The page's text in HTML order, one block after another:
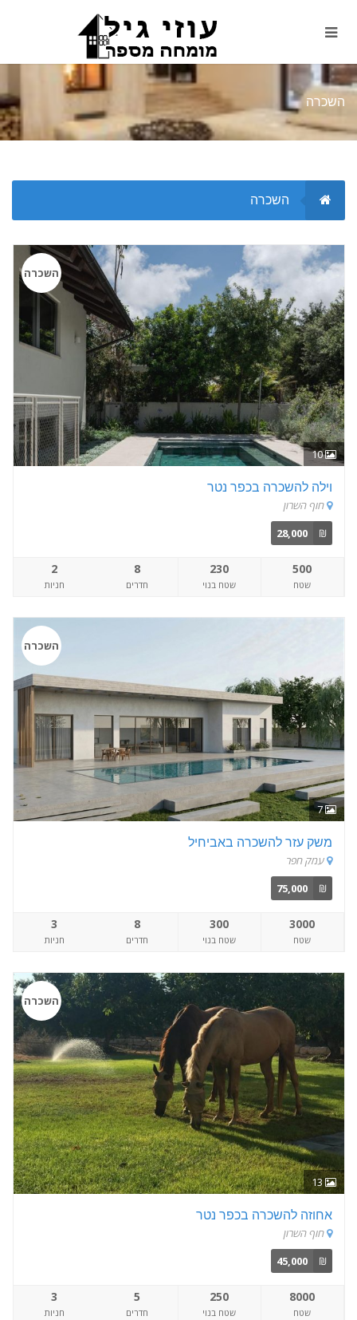
השכרה
השכרה
10
השכרה
וילה להשכרה בכפר נטר
חוף השרון
₪
28,000
500
שטח
230
שטח בנוי
8
חדרים
2
חניות
7
השכרה
משק עזר להשכרה באביחיל
עמק חפר
₪
75,000
3000
שטח
300
שטח בנוי
8
חדרים
3
חניות
13
השכרה
אחוזה להשכרה בכפר נטר
חוף השרון
₪
45,000
8000
שטח
250
שטח בנוי
5
חדרים
3
חניות